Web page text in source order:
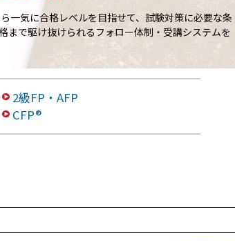
一気に合格レベルを目指せて、試験対策に必要な条
まで駆け抜けられるフォロー体制・受講システムを
2級FP・AFP
CFP®